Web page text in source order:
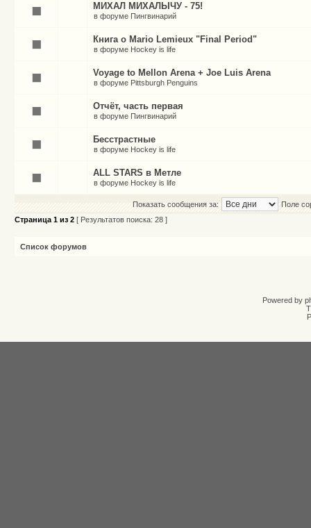
МИХАЛ МИХАЛЫЧУ - 75!
в форуме Пингвинарий
Книга о Mario Lemieux "Final Period"
в форуме Hockey is life
Voyage to Mellon Arena + Joe Luis Arena
в форуме Pittsburgh Penguins
Отчёт, часть первая
в форуме Пингвинарий
Бесстрастные
в форуме Hockey is life
ALL STARS в Метле
в форуме Hockey is life
Показать сообщения за:
Поле
Страница 1 из 2 [ Результатов поиска: 28 ]
Список форумов
Powered by